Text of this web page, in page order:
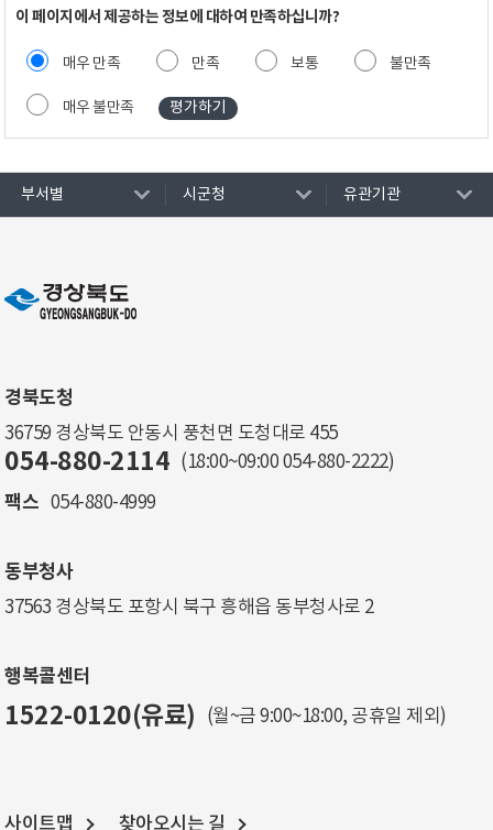
이 페이지에서 제공하는 정보에 대하여 만족하십니까?
매우 만족 만족 보통 불만족
매우 불만족
부서별 시군청 유관기관
경북도청
36759 경상북도 안동시 풍천면 도청대로 455
054-880-2114 (18:00~09:00 054-880-2222)
팩스 054-880-4999
동부청사
37563 경상북도 포항시 북구 흥해읍 동부청사로 2
행복콜센터
1522-0120(유료) (월~금 9:00~18:00, 공휴일 제외)
사이트맵 찾아오시는 길